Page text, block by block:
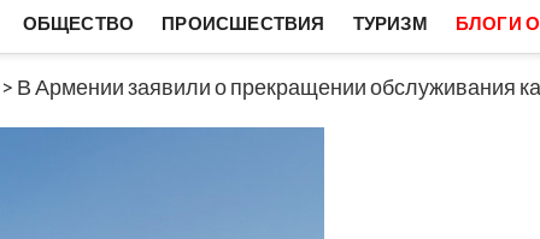
ОБЩЕСТВО ПРОИСШЕСТВИЯ ТУРИЗМ БЛОГИ
> В Армении заявили о прекращении обслуживания